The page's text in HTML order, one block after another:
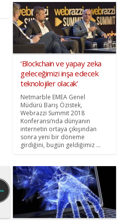
‘Blockchain ve yapay zeka
geleceğimizi inşa edecek
teknolojiler olacak’
Netmarble EMEA Genel
Müdürü Barış Özistek,
Webrazzi Summit 2018
Konferansı’nda dünyanın
internetin ortaya çıkışından
sonra yeni bir döneme
girdiğini, bugün geldiğimiz ...